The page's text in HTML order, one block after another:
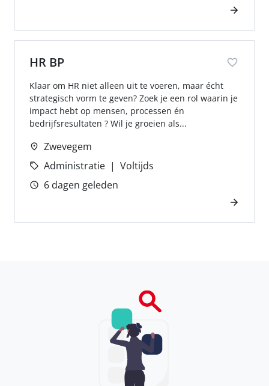
HR BP
Klaar om HR niet alleen uit te voeren, maar écht
strategisch vorm te geven? Zoek je een rol waarin je
impact hebt op mensen, processen én
bedrijfsresultaten ? Wil je groeien als...
Zwevegem
Administratie
Voltijds
6 dagen geleden